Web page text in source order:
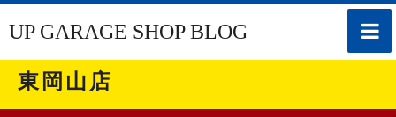
toggle
UP GARAGE SHOP BLOG
東岡山店